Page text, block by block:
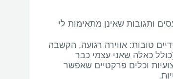
ותגובות שאינן מתאימות לי
טובות: אווירה רגועה, הקשבה
כאלה שאני עצמי כבר
וכלים פרקטיים שאפשר